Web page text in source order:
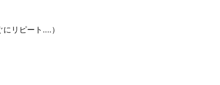
リピート‥‥）